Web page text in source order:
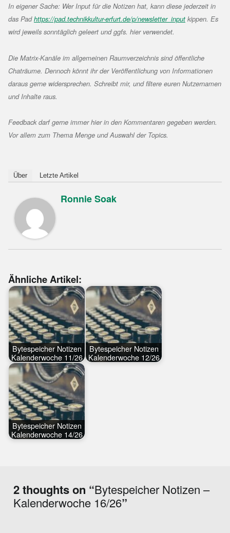
In eigener Sache: Wer Input für die Notizen hat, kann diese jederzeit in
das Padhttps://pad.technikkultur-erfurt.de/p/newsletter_input kippen. Es
wird jeweils sonntäglich geleert und ggfs. hier verwendet.
Die Matrix-Kanäle im allgemeinen Raumverzeichnis sind öffentliche
Chaträume. Dennoch könnt ihr der Veröffentlichung von Informationen
daraus gerne widersprechen. Schreibt mir, und filtere euren Nutzernamen
und Inhalte raus.
Feedback darf gerne immer hier in den Kommentaren gegeben werden.
Vor allem zum Thema Menge und Auswahl der Topics.
Über Letzte Artikel
Ronnie Soak
Ähnliche Artikel:
Bytespeicher Notizen
Kalenderwoche 11/26
Bytespeicher Notizen
Kalenderwoche 12/26
Bytespeicher Notizen
Kalenderwoche 14/26
2 thoughts on “Bytespeicher Notizen –
Kalenderwoche 16/26”